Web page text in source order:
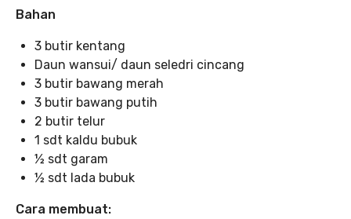
Bahan
3 butir kentang
Daun wansui/ daun seledri cincang
3 butir bawang merah
3 butir bawang putih
2 butir telur
1 sdt kaldu bubuk
½ sdt garam
½ sdt lada bubuk
Cara membuat: